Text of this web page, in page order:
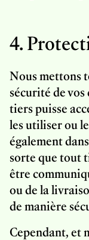
4.
Nous mettons
sécurité de
tiers puisse
les utiliser ou
également
sorte que tout
être
ou de la
de manière
Cependant, et